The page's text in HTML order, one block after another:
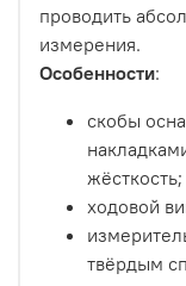
проводить
измерения.
Особенности:
скобы
жёсткость;
ходовой
твёрдым